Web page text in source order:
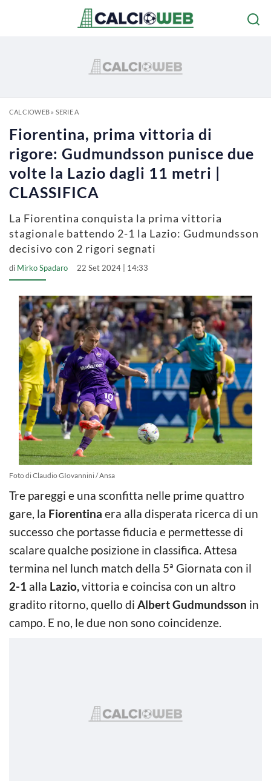
CALCIOWEB» SERIE A
Fiorentina, prima vittoria di
rigore: Gudmundsson punisce due
volte la Lazio dagli 11 metri |
CLASSIFICA
La Fiorentina conquista la prima vittoria
stagionale battendo 2-1 la Lazio: Gudmundsson
decisivo con 2 rigori segnati
di Mirko Spadaro 22 Set 2024 | 14:33
Foto di Claudio GIovannini / Ansa
Tre pareggi e una sconfitta nelle prime quattro
gare, la Fiorentina era alla disperata ricerca di un
successo che portasse fiducia e permettesse di
scalare qualche posizione in classifica. Attesa
termina nel lunch match della 5ª Giornata con il
2-1 alla Lazio,vittoria e coincisa con un altro
gradito ritorno, quello di Albert Gudmundsson in
campo. E no, le due non sono coincidenze.